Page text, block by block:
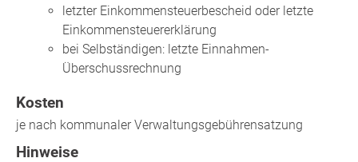
letzter Einkommensteuerbescheid oder letzte
Einkommensteuererklärung
bei Selbständigen: letzte Einnahmen-
Überschussrechnung
Kosten
je nach kommunaler Verwaltungsgebührensatzung
Hinweise